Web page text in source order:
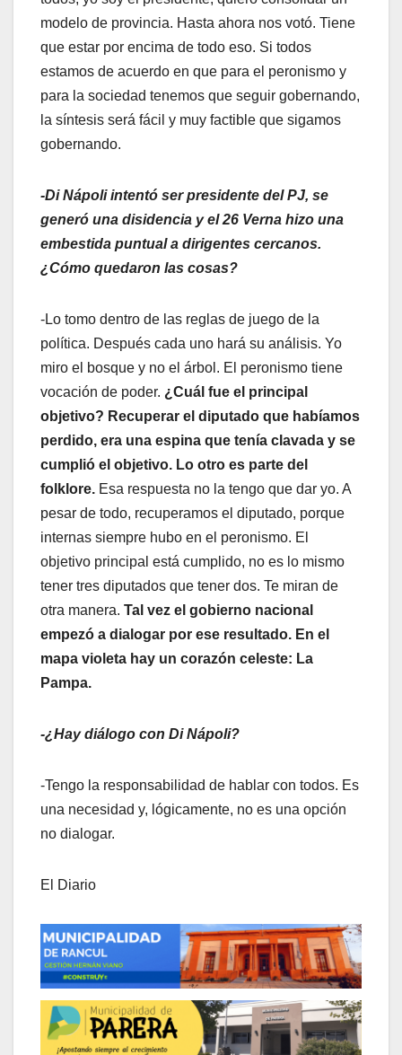
modelo de provincia. Hasta ahora nos votó. Tiene
que estar por encima de todo eso. Si todos
estamos de acuerdo en que para el peronismo y
para la sociedad tenemos que seguir gobernando,
la síntesis será fácil y muy factible que sigamos
gobernando.
-Di Nápoli intentó ser presidente del PJ, se
generó una disidencia y el 26 Verna hizo una
embestida puntual a dirigentes cercanos.
¿Cómo quedaron las cosas?
-Lo tomo dentro de las reglas de juego de la
política. Después cada uno hará su análisis. Yo
miro el bosque y no el árbol. El peronismo tiene
vocación de poder. ¿Cuál fue el principal
objetivo? Recuperar el diputado que habíamos
perdido, era una espina que tenía clavada y se
cumplió el objetivo. Lo otro es parte del
folklore. Esa respuesta no la tengo que dar yo. A
pesar de todo, recuperamos el diputado, porque
internas siempre hubo en el peronismo. El
objetivo principal está cumplido, no es lo mismo
tener tres diputados que tener dos. Te miran de
otra manera. Tal vez el gobierno nacional
empezó a dialogar por ese resultado. En el
mapa violeta hay un corazón celeste: La
Pampa.
-¿Hay diálogo con Di Nápoli?
-Tengo la responsabilidad de hablar con todos. Es
una necesidad y, lógicamente, no es una opción
no dialogar.
El Diario